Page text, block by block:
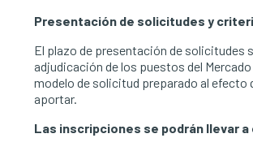
Presentación de solicitudes y
El plazo de presentación de solicitudes
adjudicación de los puestos del
modelo de solicitud preparado al efecto
aportar.
Las inscripciones se podrán llevar